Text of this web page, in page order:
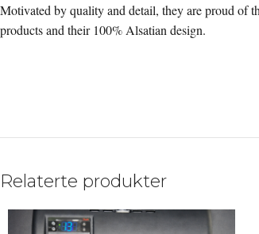
Motivated by quality and detail, they are proud of
products and their 100% Alsatian design.
Relaterte produkter